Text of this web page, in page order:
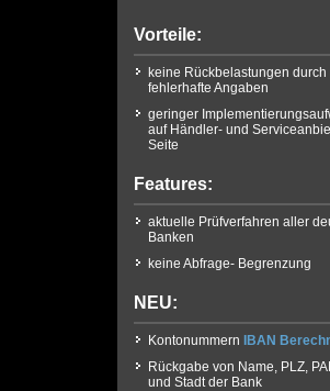
Vorteile:
keine Rückbelastungen durch
fehlerhafte Angaben
geringer
auf Händler- und
Seite
Features:
aktuelle Prüfverfahren aller
Banken
keine Abfrage- Begrenzung
NEU:
Kontonummern
IBAN
Rückgabe von Name, PLZ,
und Stadt der Bank